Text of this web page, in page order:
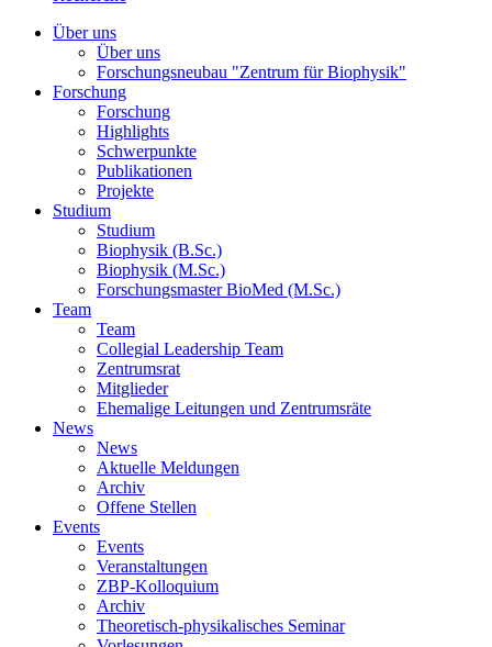
Über uns
Über uns
Forschungsneubau "Zentrum für Biophysik"
Forschung
Forschung
Highlights
Schwerpunkte
Publikationen
Projekte
Studium
Studium
Biophysik (B.Sc.)
Biophysik (M.Sc.)
Forschungsmaster BioMed (M.Sc.)
Team
Team
Collegial Leadership Team
Zentrumsrat
Mitglieder
Ehemalige Leitungen und Zentrumsräte
News
News
Aktuelle Meldungen
Archiv
Offene Stellen
Events
Events
Veranstaltungen
ZBP-Kolloquium
Archiv
Theoretisch-physikalisches Seminar